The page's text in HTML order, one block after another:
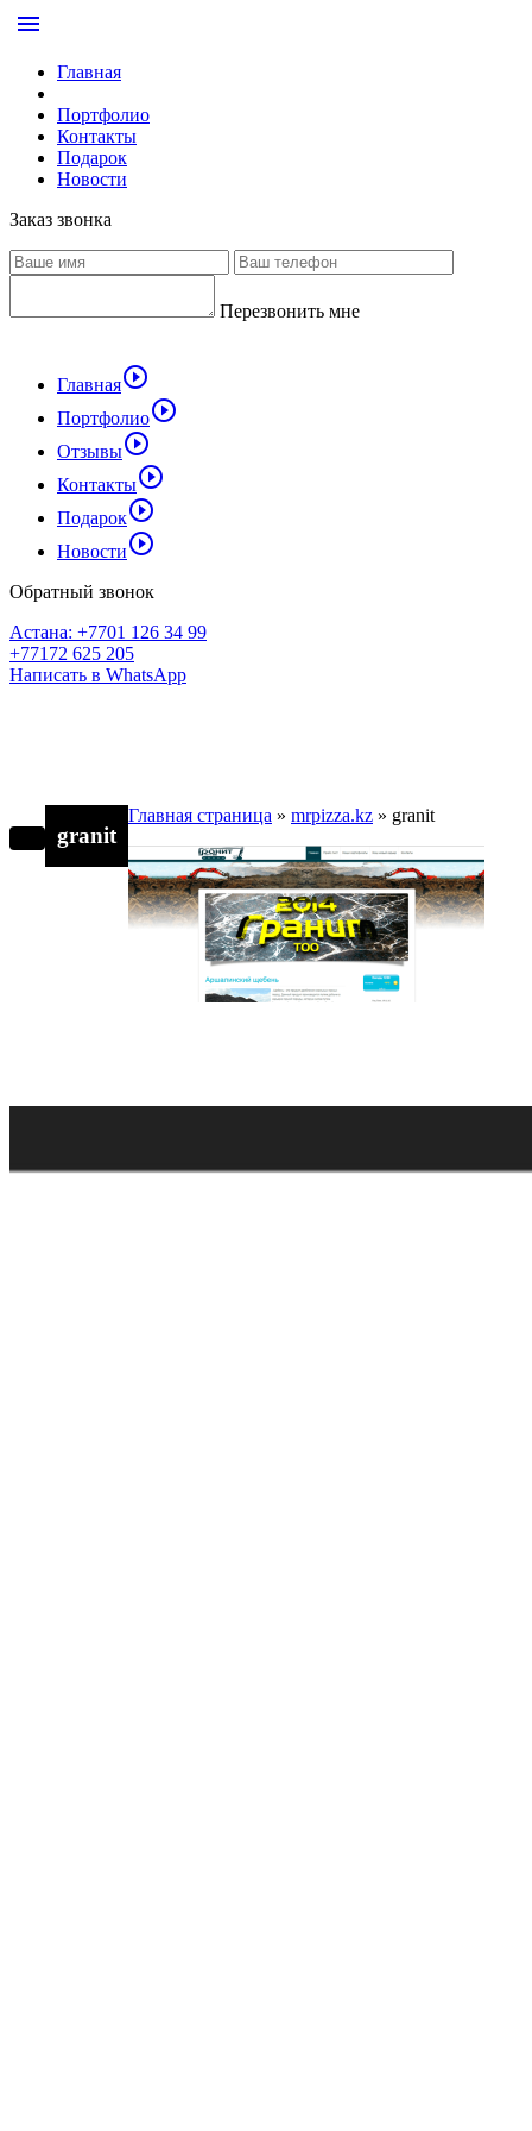
menu
Главная
Портфолио
Контакты
Подарок
Новости
Заказ звонка
Перезвонить мне
Главнаяplay_circle_outline
Портфолиоplay_circle_outline
Отзывыplay_circle_outline
Контактыplay_circle_outline
Подарокplay_circle_outline
Новостиplay_circle_outline
Обратный звонок
Астана: +7701 126 34 99
+77172 625 205
Написать в WhatsApp
granit
Главная страница » mrpizza.kz » granit